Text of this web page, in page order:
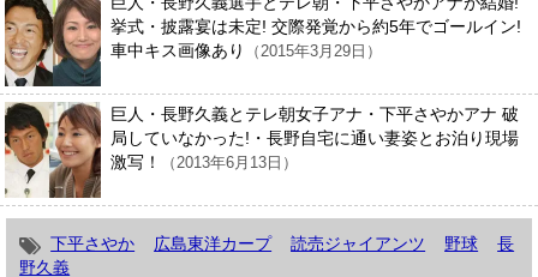
挙式・披露宴は未定! 交際発覚から約5年でゴールイン!
車中キス画像あり
（2015年3月29日）
巨人・長野久義とテレ朝女子アナ・下平さやかアナ 破
局していなかった!・長野自宅に通い妻姿とお泊り現場
激写！
（2013年6月13日）
下平さやか 広島東洋カープ 読売ジャイアンツ 野球
長
野久義